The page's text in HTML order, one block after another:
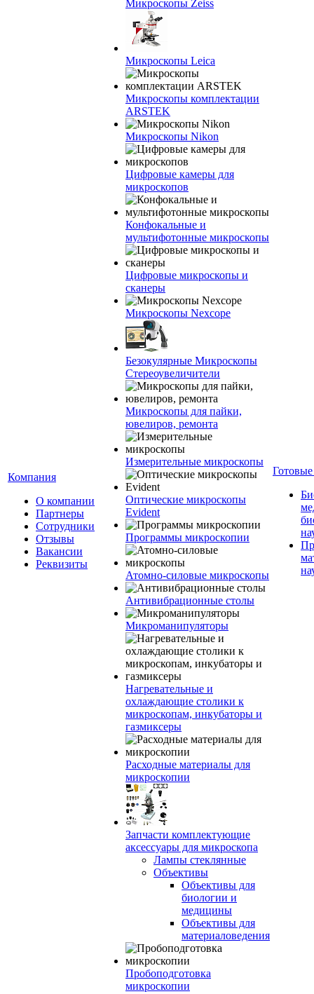
Компания
О компании
Партнеры
Сотрудники
Отзывы
Вакансии
Реквизиты
Микроскопы Zeiss
Микроскопы Leica
Микроскопы комплектации
ARSTEK
Микроскопы Nikon
Цифровые камеры для
микроскопов
Конфокальные и
мультифотонные микроскопы
Цифровые микроскопы и
сканеры
Микроскопы Nexcope
Безокулярные Микроскопы
Стереоувеличители
Микроскопы для пайки,
ювелиров, ремонта
Измерительные микроскопы
Оптические микроскопы
Evident
Программы микроскопии
Атомно-силовые микроскопы
Антивибрационные столы
Микроманипуляторы
Нагревательные и
охлаждающие столики к
микроскопам, инкубаторы и
газмиксеры
Расходные материалы для
микроскопии
Запчасти комплектующие
аксессуары для микроскопа
Лампы стеклянные
Объективы
Объективы для
биологии и
медицины
Объективы для
материаловедения
Пробоподготовка
микроскопии